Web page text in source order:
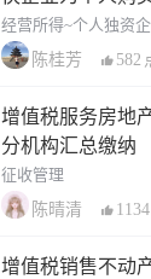
经营所得~个人独资
陈桂芳
582
增值税服务房地
分机构汇总缴纳
征收管理
陈晴清
1134
增值税销售不动